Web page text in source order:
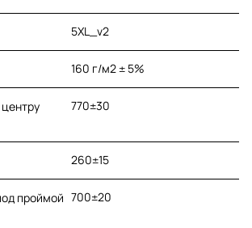
5XL_v2
160 г/м2 ± 5%
770±30
260±15
проймой 700±20